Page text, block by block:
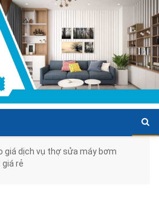
giá dịch vụ thợ sửa máy bơm
giá rẻ